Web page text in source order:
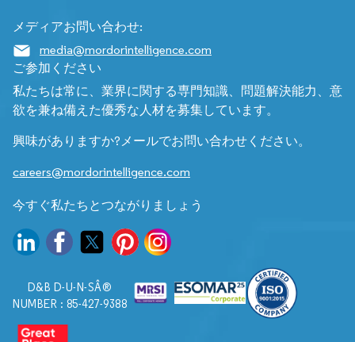
メディアお問い合わせ:
media@mordorintelligence.com
ご参加ください
私たちは常に、業界に関する専門知識、問題解決能力、意
欲を兼ね備えた優秀な人材を募集しています。
興味がありますか?メールでお問い合わせください。
careers@mordorintelligence.com
今すぐ私たちとつながりましょう
D&B D-U-N-SÂ®
NUMBER : 85-427-9388